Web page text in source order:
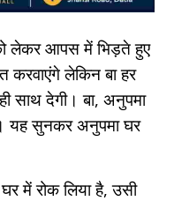
लेकर आपस में भिड़ते हुए
करवाएंगे लेकिन बा हर
साथ देगी। बा, अनुपमा
यह सुनकर अनुपमा घर
में रोक लिया है, उसी